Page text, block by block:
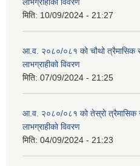
मिति: 10/09/2024 - 21:27
आ.व. २०८०/०८१ को चौथो त्रैमासिक
लाभग्राहीको विवरण
मिति: 07/09/2024 - 21:25
आ.व. २०८०/०८१ को तेस्रो त्रैमासिक
लाभग्राहीको विवरण
मिति: 04/09/2024 - 21:23